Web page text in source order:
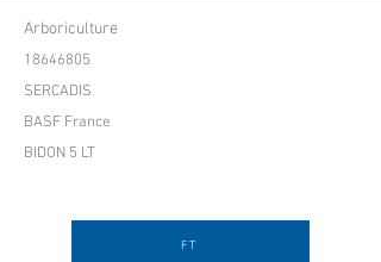
Arboriculture
18646805
SERCADIS
BASF France
BIDON 5 LT
FT